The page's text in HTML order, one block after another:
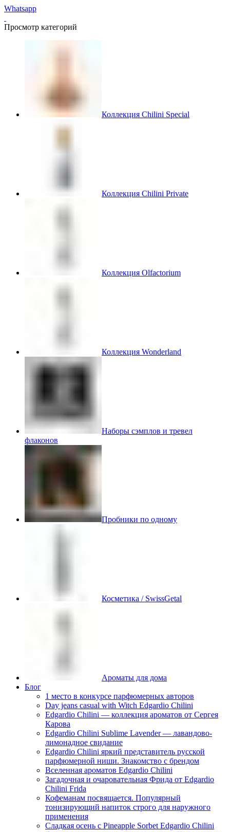
Whatsapp
Просмотр категорий
Коллекция Chilini Special
Коллекция Chilini Private
Коллекция Olfactorium
Коллекция Wonderland
Наборы сэмплов и тревел
флаконов
Пробники по одному
Косметика / SwissGetal
Ароматы для дома
Блог
1 место в конкурсе парфюмерных авторов
Day jeans casual with Witch Edgardio Chilini
Edgardio Chilini — коллекция ароматов от Сергея
Карова
Edgardio Chilini Sublime Lavender — лавандово-
лимонадное свидание
Edgardio Chilini яркий представитель русской
парфюмерной ниши. Знакомство с брендом
Вселенная ароматов Edgardio Chilini
Загадочная и очаровательная Фрида от Edgardio
Chilini Frida
Кофеманам посвящается. Популярный
тонизирующий напиток строго для наружного
применения
Сладкая осень с Pineapple Sorbet Edgardio Chilini